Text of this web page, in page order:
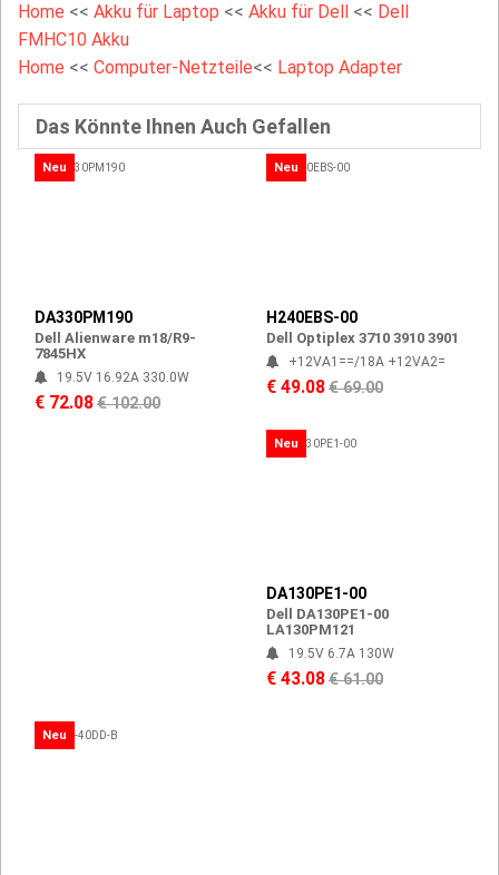
Home << Akku für Laptop << Akku für Dell << Dell
FMHC10 Akku
Home << Computer-Netzteile<< Laptop Adapter
Das Könnte Ihnen Auch Gefallen
Neu
DA330PM190
Dell Alienware m18/R9-
7845HX
19.5V 16.92A 330.0W
€ 72.08€ 102.00
Neu
H240EBS-00
Dell Optiplex 3710 3910 3901
+12VA1==/18A +12VA2=
€ 49.08€ 69.00
Neu
DA130PE1-00
Dell DA130PE1-00
LA130PM121
19.5V 6.7A 130W
€ 43.08€ 61.00
Neu